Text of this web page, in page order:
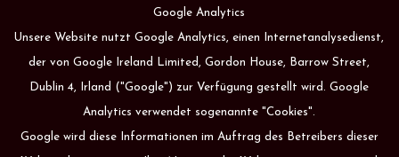
Google Analytics
Unsere Website nutzt Google Analytics, einen Internetanalysedienst,
der von Google Ireland Limited, Gordon House, Barrow Street,
Dublin 4, Irland ("Google") zur Verfügung gestellt wird. Google
Analytics verwendet sogenannte "Cookies".
Google wird diese Informationen im Auftrag des Betreibers dieser